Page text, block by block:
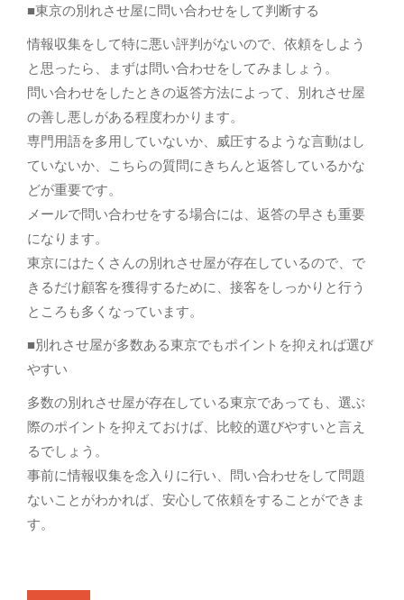
■東京の別れさせ屋に問い合わせをして判断する
情報収集をして特に悪い評判がないので、依頼をしよう
と思ったら、まずは問い合わせをしてみましょう。
問い合わせをしたときの返答方法によって、別れさせ屋
の善し悪しがある程度わかります。
専門用語を多用していないか、威圧するような言動はし
ていないか、こちらの質問にきちんと返答しているかな
どが重要です。
メールで問い合わせをする場合には、返答の早さも重要
になります。
東京にはたくさんの別れさせ屋が存在しているので、で
きるだけ顧客を獲得するために、接客をしっかりと行う
ところも多くなっています。
■別れさせ屋が多数ある東京でもポイントを抑えれば選び
やすい
多数の別れさせ屋が存在している東京であっても、選ぶ
際のポイントを抑えておけば、比較的選びやすいと言え
るでしょう。
事前に情報収集を念入りに行い、問い合わせをして問題
ないことがわかれば、安心して依頼をすることができま
す。